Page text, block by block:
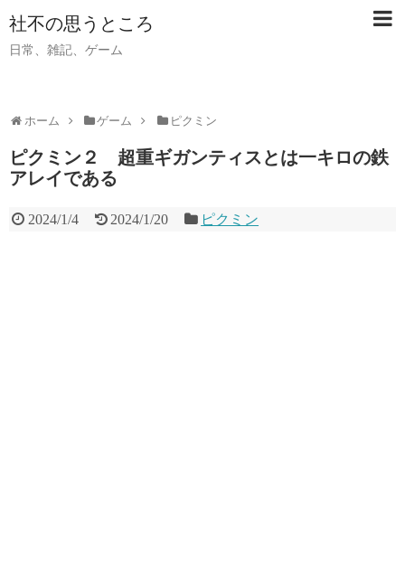
社不の思うところ
日常、雑記、ゲーム
ホーム ゲーム ピクミン
ピクミン２ 超重ギガンティスとは一キロの鉄
アレイである
2024/1/4 2024/1/20 ピクミン